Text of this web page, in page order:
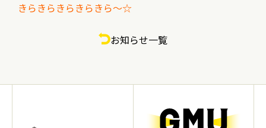
きらきらきらきらきら～☆
お知らせ一覧